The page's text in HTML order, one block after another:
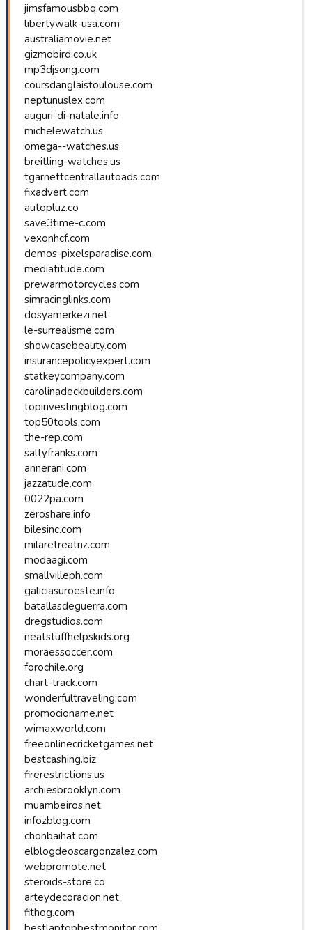
jimsfamousbbq.com
libertywalk-usa.com
australiamovie.net
gizmobird.co.uk
mp3djsong.com
coursdanglaistoulouse.com
neptunuslex.com
auguri-di-natale.info
michelewatch.us
omega--watches.us
breitling-watches.us
tgarnettcentrallautoads.com
fixadvert.com
autopluz.co
save3time-c.com
vexonhcf.com
demos-pixelsparadise.com
mediatitude.com
prewarmotorcycles.com
simracinglinks.com
dosyamerkezi.net
le-surrealisme.com
showcasebeauty.com
insurancepolicyexpert.com
statkeycompany.com
carolinadeckbuilders.com
topinvestingblog.com
top50tools.com
the-rep.com
saltyfranks.com
annerani.com
jazzatude.com
0022pa.com
zeroshare.info
bilesinc.com
milaretreatnz.com
modaagi.com
smallvilleph.com
galiciasuroeste.info
batallasdeguerra.com
dregstudios.com
neatstuffhelpskids.org
moraessoccer.com
forochile.org
chart-track.com
wonderfultraveling.com
promocioname.net
wimaxworld.com
freeonlinecricketgames.net
bestcashing.biz
firerestrictions.us
archiesbrooklyn.com
muambeiros.net
infozblog.com
chonbaihat.com
elblogdeoscargonzalez.com
webpromote.net
steroids-store.co
arteydecoracion.net
fithog.com